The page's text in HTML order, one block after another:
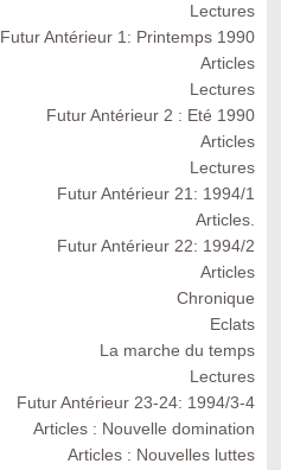
Lectures
Futur Antérieur 1: Printemps 1990
Articles
Lectures
Futur Antérieur 2 : Eté 1990
Articles
Lectures
Futur Antérieur 21: 1994/1
Articles.
Futur Antérieur 22: 1994/2
Articles
Chronique
Eclats
La marche du temps
Lectures
Futur Antérieur 23-24: 1994/3-4
Articles : Nouvelle domination
Articles : Nouvelles luttes